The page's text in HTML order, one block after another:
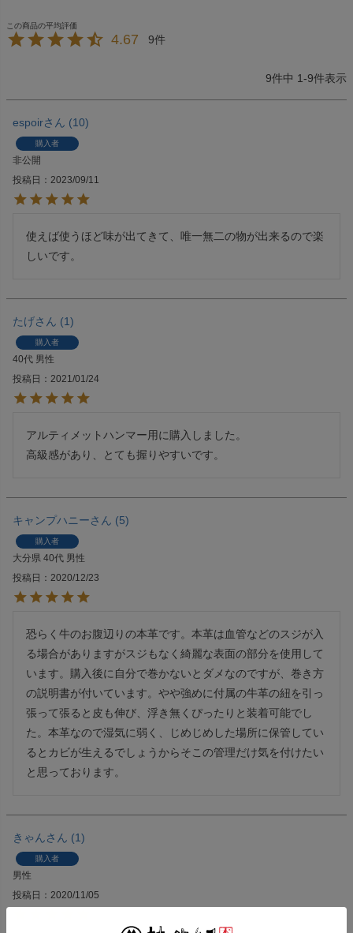
4.67 9
9件中 1-9件表示
espoir 10
購入者
非公開
投稿日
2023/09/11
使えば使うほど味が出てきて、唯一無二の物が出来るので楽
しいです。
たげ 1
購入者
40代 男性
投稿日
2021/01/24
アルティメットハンマー用に購入しました。
高級感があり、とても握りやすいです。
キャンプハニー 5
購入者
大分県 40代 男性
投稿日
2020/12/23
恐らく牛のお腹辺りの本革です。本革は血管などのスジが入
る場合がありますがスジもなく綺麗な表面の部分を使用して
います。購入後に自分で巻かないとダメなのですが、巻き方
の説明書が付いています。やや強めに付属の牛革の紐を引っ
張って張ると皮も伸び、浮き無くぴったりと装着可能でし
た。本革なので湿気に弱く、じめじめした場所に保管してい
るとカビが生えるでしょうからそこの管理だけ気を付けたい
と思っております。
きゃん 1
購入者
男性
投稿日
2020/11/05